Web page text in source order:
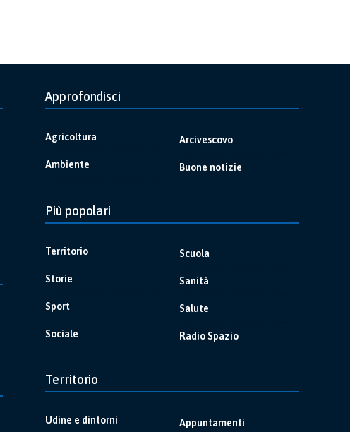
Approfondisci
Agricoltura
Ambiente
Arcivescovo
Buone notizie
Più popolari
Territorio
Storie
Sport
Sociale
Scuola
Sanità
Salute
Radio Spazio
Territorio
Udine e dintorni Appuntamenti